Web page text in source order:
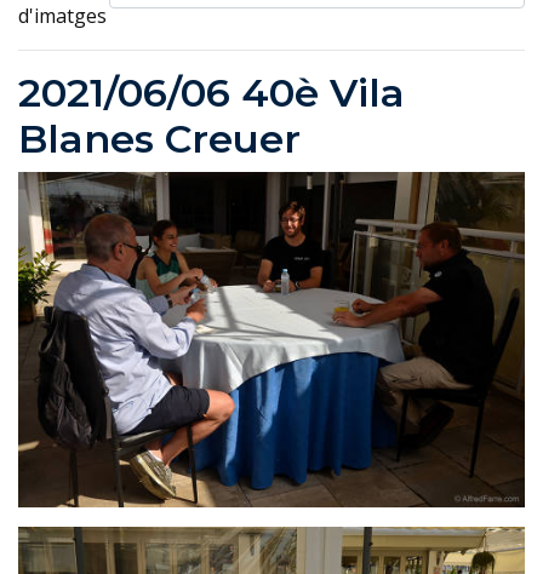
d'imatges
2021/06/06 40è Vila
Blanes Creuer